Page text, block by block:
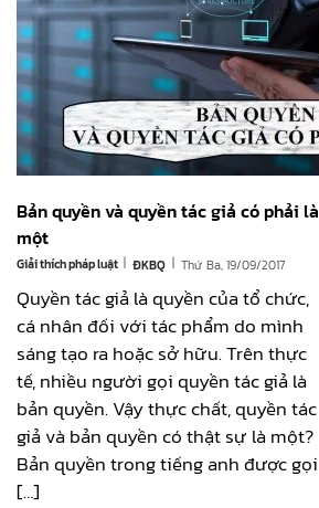
Bản quyền và quyền tác giả có phải là
một
Giải thích pháp luật | ĐKBQ | Thứ Ba, 19/09/2017
Quyền tác giả là quyền của tổ chức,
cá nhân đối với tác phẩm do mình
sáng tạo ra hoặc sở hữu. Trên thực
tế, nhiều người gọi quyền tác giả là
bản quyền. Vậy thực chất, quyền tác
giả và bản quyền có thật sự là một?
Bản quyền trong tiếng anh được gọi
[…]